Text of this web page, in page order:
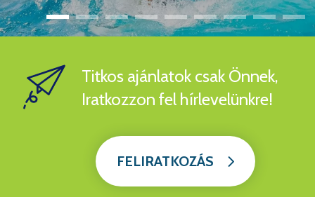
Titkos ajánlatok csak Önnek,
Iratkozzon fel hírlevelünkre!
FELIRATKOZÁS